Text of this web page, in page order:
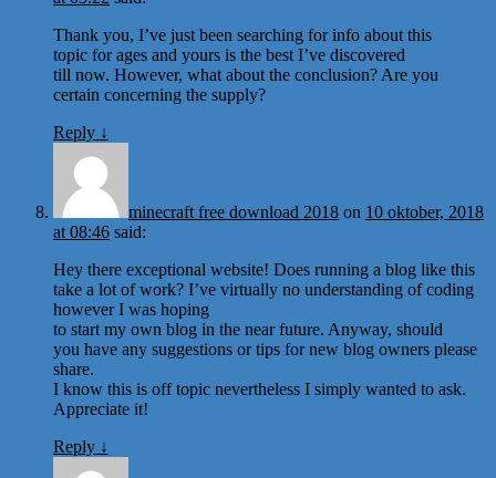
Thank you, I’ve just been searching for info about this
topic for ages and yours is the best I’ve discovered
till now. However, what about the conclusion? Are you
certain concerning the supply?
Reply ↓
minecraft free download 2018 on 10 oktober, 2018
at 08:46 said:
Hey there exceptional website! Does running a blog like this
take a lot of work? I’ve virtually no understanding of coding
however I was hoping
to start my own blog in the near future. Anyway, should
you have any suggestions or tips for new blog owners please
share.
I know this is off topic nevertheless I simply wanted to ask.
Appreciate it!
Reply ↓